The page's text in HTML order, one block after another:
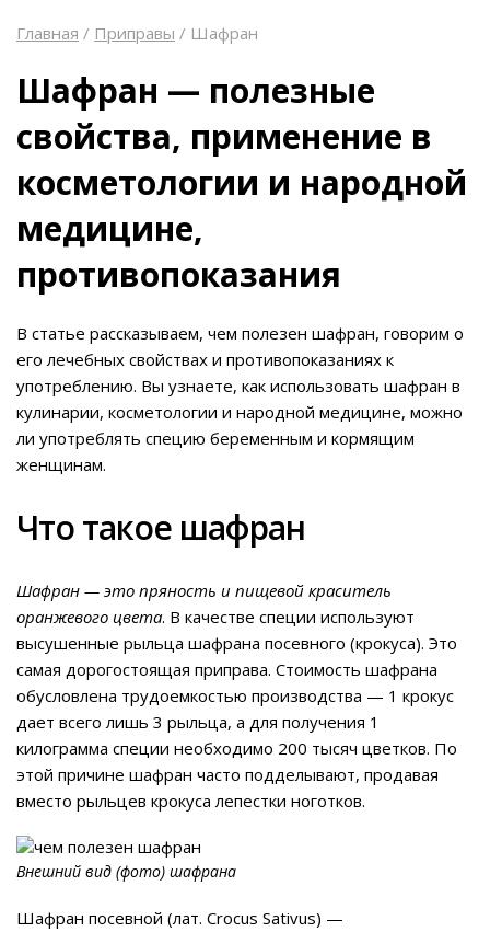
Главная / Приправы / Шафран
Шафран — полезные
свойства, применение в
косметологии и народной
медицине,
противопоказания
В статье рассказываем, чем полезен шафран, говорим о
его лечебных свойствах и противопоказаниях к
употреблению. Вы узнаете, как использовать шафран в
кулинарии, косметологии и народной медицине, можно
ли употреблять специю беременным и кормящим
женщинам.
Что такое шафран
Шафран — это пряность и пищевой краситель
оранжевого цвета. В качестве специи используют
высушенные рыльца шафрана посевного (крокуса). Это
самая дорогостоящая приправа. Стоимость шафрана
обусловлена трудоемкостью производства — 1 крокус
дает всего лишь 3 рыльца, а для получения 1
килограмма специи необходимо 200 тысяч цветков. По
этой причине шафран часто подделывают, продавая
вместо рыльцев крокуса лепестки ноготков.
Внешний вид (фото) шафрана
Шафран посевной (лат. Crocus Sativus) —